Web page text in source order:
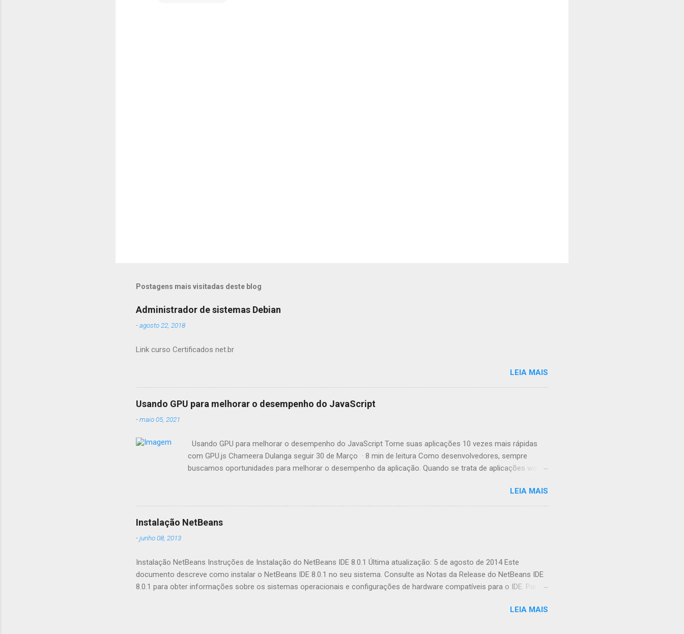
Postagens mais visitadas deste blog
Administrador de sistemas Debian
-agosto 22, 2018
Link curso Certificados net.br
LEIA MAIS
Usando GPU para melhorar o desempenho do JavaScript
-maio 05, 2021
Usando GPU para melhorar o desempenho do JavaScript Torne suas aplicações 10 vezes mais rápidas
com GPU.js Chameera Dulanga seguir 30 de Março · 8 min de leitura Como desenvolvedores, sempre
buscamos oportunidades para melhorar o desempenho da aplicação. Quando se trata de aplicações web,
seus aplicativos web para aumentar o desempenho? Este artigo irá apresentá-lo a uma biblioteca de
aceleração JavaScript chamada GPU.js e mostrar-lhe como melhorar computações complexas. O que é
GPU.js e por que devemos usá-la? Fonte: https://gpu.rocks/#/ Em suma, GPU.js é uma biblioteca de
LEIA MAIS
Instalação NetBeans
-junho 08, 2013
Instalação NetBeans Instruções de Instalação do NetBeans IDE 8.0.1 Última atualização: 5 de agosto de 2014 Este
documento descreve como instalar o NetBeans IDE 8.0.1 no seu sistema. Consulte as Notas da Release do NetBeans IDE
8.0.1 para obter informações sobre os sistemas operacionais e configurações de hardware compatíveis para o IDE. Para
NetBeans IDE 8.0.1 . Conteúdo Software Necessário Opções de Download do Instalador Personalizando Sua Instalação
LEIA MAIS